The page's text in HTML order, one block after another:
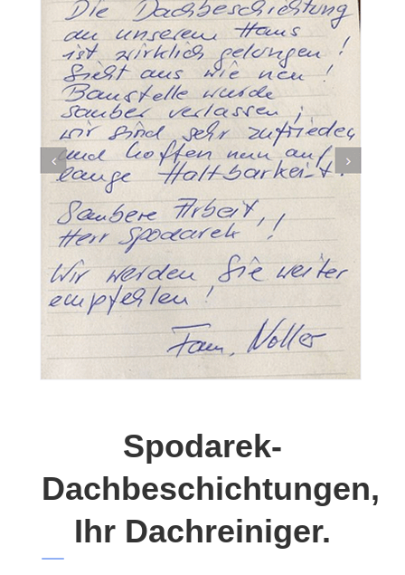
Spodarek-
Dachbeschichtungen,
Ihr Dachreiniger.